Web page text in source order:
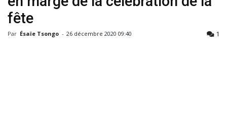
fête
Par Ésaïe Tsongo - 26 décembre 2020 09:40 1